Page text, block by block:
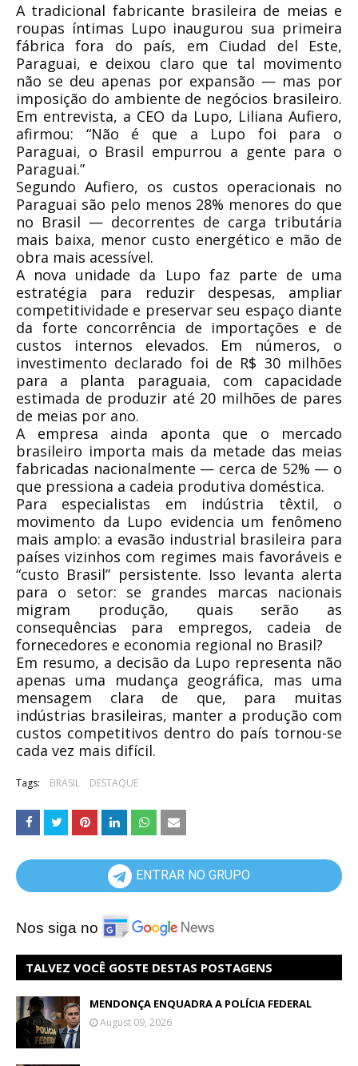
A tradicional fabricante brasileira de meias e
roupas íntimas Lupo inaugurou sua primeira
fábrica fora do país, em Ciudad del Este,
Paraguai, e deixou claro que tal movimento
não se deu apenas por expansão — mas por
imposição do ambiente de negócios brasileiro.
Em entrevista, a CEO da Lupo, Liliana Aufiero,
afirmou: “Não é que a Lupo foi para o
Paraguai, o Brasil empurrou a gente para o
Paraguai.”
Segundo Aufiero, os custos operacionais no
Paraguai são pelo menos 28% menores do que
no Brasil — decorrentes de carga tributária
mais baixa, menor custo energético e mão de
obra mais acessível.
A nova unidade da Lupo faz parte de uma
estratégia para reduzir despesas, ampliar
competitividade e preservar seu espaço diante
da forte concorrência de importações e de
custos internos elevados. Em números, o
investimento declarado foi de R$ 30 milhões
para a planta paraguaia, com capacidade
estimada de produzir até 20 milhões de pares
de meias por ano.
A empresa ainda aponta que o mercado
brasileiro importa mais da metade das meias
fabricadas nacionalmente — cerca de 52% — o
que pressiona a cadeia produtiva doméstica.
Para especialistas em indústria têxtil, o
movimento da Lupo evidencia um fenômeno
mais amplo: a evasão industrial brasileira para
países vizinhos com regimes mais favoráveis e
“custo Brasil” persistente. Isso levanta alerta
para o setor: se grandes marcas nacionais
migram produção, quais serão as
consequências para empregos, cadeia de
fornecedores e economia regional no Brasil?
Em resumo, a decisão da Lupo representa não
apenas uma mudança geográfica, mas uma
mensagem clara de que, para muitas
indústrias brasileiras, manter a produção com
custos competitivos dentro do país tornou-se
cada vez mais difícil.
Tags: BRASIL DESTAQUE
ENTRAR NO GRUPO
Nos siga no
TALVEZ VOCÊ GOSTE DESTAS POSTAGENS
MENDONÇA ENQUADRA A POLÍCIA FEDERAL
August 09, 2026